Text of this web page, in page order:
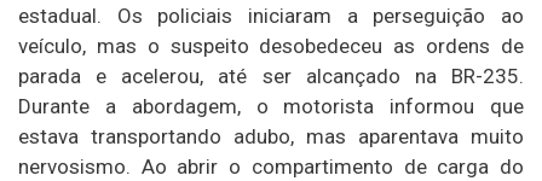
estadual. Os policiais iniciaram a perseguição ao
veículo, mas o suspeito desobedeceu as ordens de
parada e acelerou, até ser alcançado na BR-235.
Durante a abordagem, o motorista informou que
estava transportando adubo, mas aparentava muito
nervosismo. Ao abrir o compartimento de carga do